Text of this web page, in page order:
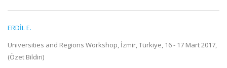
ERDİL E.
Universities and Regions Workshop, İzmir, Türkiye, 16 - 17 Mart 2017,
(Özet Bildiri)